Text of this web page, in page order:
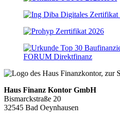
Haus Finanz Kontor GmbH
Bismarckstraße 20
32545 Bad Oeynhausen